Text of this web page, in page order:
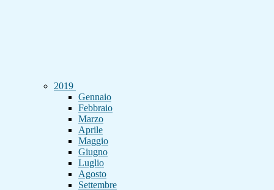
2019
Gennaio
Febbraio
Marzo
Aprile
Maggio
Giugno
Luglio
Agosto
Settembre